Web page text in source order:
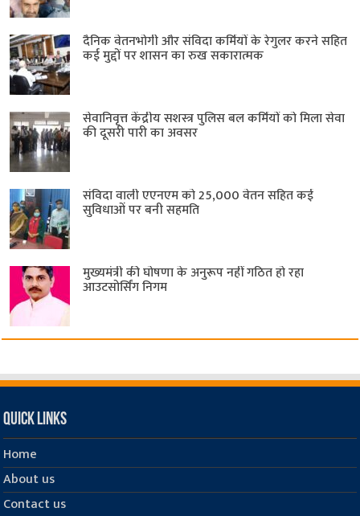
दैनिक वेतनभोगी और संविदा कर्मियों के रेगुलर करने सहित
कई मुद्दों पर शासन का रुख सकारात्मक
सेवानिवृत्त केंद्रीय सशस्त्र पुलिस बल ​कर्मियों को मिला सेवा
की दूसरी पारी का अवसर
संविदा वाली एएनएम को 25,000 वेतन सहित कई
सुविधाओं पर बनी सहमति
मुख्यमंत्री की घोषणा के अनुरूप नहीं गठित हो रहा
आउटसोर्सिंग निगम
Quick Links
Home
About us
Contact us